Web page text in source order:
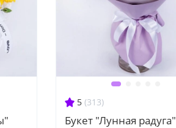
5 (313)
Букет "Лунная радуга"